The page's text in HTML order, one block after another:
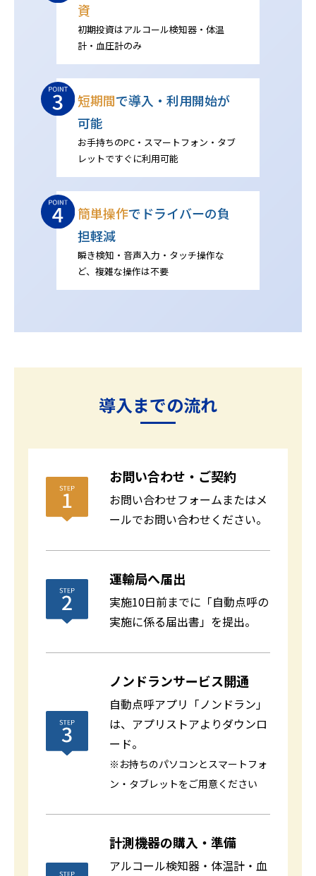
資
初期投資はアルコール検知器・体温
計・血圧計のみ
短期間で導入・利用開始が
可能
お手持ちのPC・スマートフォン・タブ
レットですぐに利用可能
簡単操作でドライバーの負
担軽減
瞬き検知・音声入力・タッチ操作な
ど、複雑な操作は不要
導入までの流れ
お問い合わせ・ご契約
お問い合わせフォームまたはメ
ールでお問い合わせください。
運輸局へ届出
実施10日前までに「自動点呼の
実施に係る届出書」を提出。
ノンドランサービス開通
自動点呼アプリ「ノンドラン」
は、アプリストアよりダウンロ
ード。
※お持ちのパソコンとスマートフォ
ン・タブレットをご用意ください
計測機器の購入・準備
アルコール検知器・体温計・血